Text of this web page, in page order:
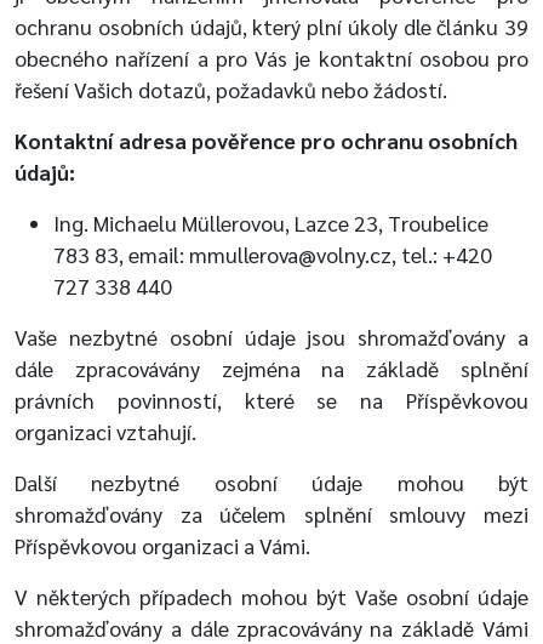
ochranu osobních údajů, který plní úkoly dle článku 39
obecného nařízení a pro Vás je kontaktní osobou pro
řešení Vašich dotazů, požadavků nebo žádostí.
Kontaktní adresa pověřence pro ochranu osobních
údajů:
Ing. Michaelu Müllerovou, Lazce 23, Troubelice
783 83, email: mmullerova@volny.cz, tel.: +420
727 338 440
Vaše nezbytné osobní údaje jsou shromažďovány a
dále zpracovávány zejména na základě splnění
právních povinností, které se na Příspěvkovou
organizaci vztahují.
Další nezbytné osobní údaje mohou být
shromažďovány za účelem splnění smlouvy mezi
Příspěvkovou organizaci a Vámi.
V některých případech mohou být Vaše osobní údaje
shromažďovány a dále zpracovávány na základě Vámi